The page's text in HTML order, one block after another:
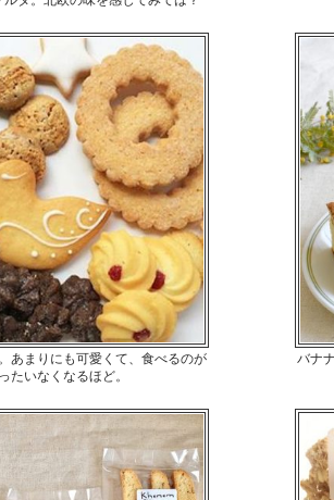
あまりにも可愛くて、食べるのが
たいなくなるほど。
バナ